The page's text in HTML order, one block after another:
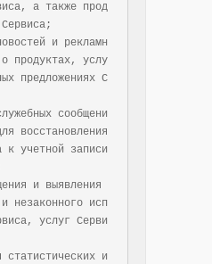
а также прод
и рекламн
продуктах, услу
предложениях С
сообщени
восстановления
к учетной записи
и выявления
незаконного исп
услуг Серви
статистических и